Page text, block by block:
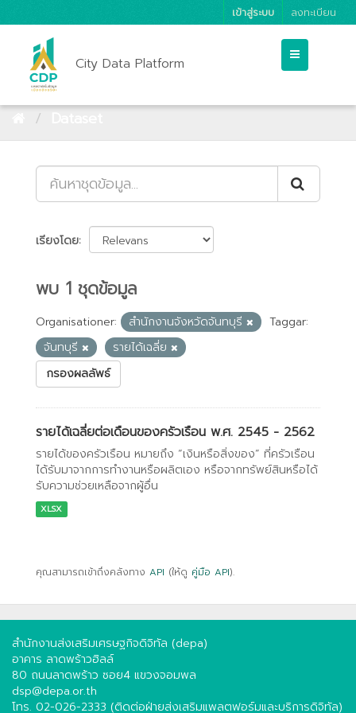
เข้าสู่ระบบ ลงทะเบียน
City Data Platform
เรียงโดย
พบ 1 ชุดข้อมูล
Organisationer: สำนักงานจังหวัดจันทบุรี
Taggar:
จันทบุรี
รายได้เฉลี่ย
กรองผลลัพธ์
รายได้เฉลี่ยต่อเดือนของครัวเรือน พ.ศ. 2545 - 2562
รายได้ของครัวเรือน หมายถึง “เงินหรือสิ่งของ” ที่ครัวเรือน
ได้รับมาจากการทำงานหรือผลิตเอง หรือจากทรัพย์สินหรือได้
รับความช่วยเหลือจากผู้อื่น
XLSX
คุณสามารถเข้าถึงคลังทาง API (ให้ดู คู่มือ API).
สำนักงานส่งเสริมเศรษฐกิจดิจิทัล (depa)
อาคาร ลาดพร้าวฮิลล์
80 ถนนลาดพร้าว ซอย4 แขวงจอมพล
dsp@depa.or.th
โทร. 02-026-2333 (ติดต่อฝ่ายส่งเสริมแพลตฟอร์มและบริการดิจิทัล)